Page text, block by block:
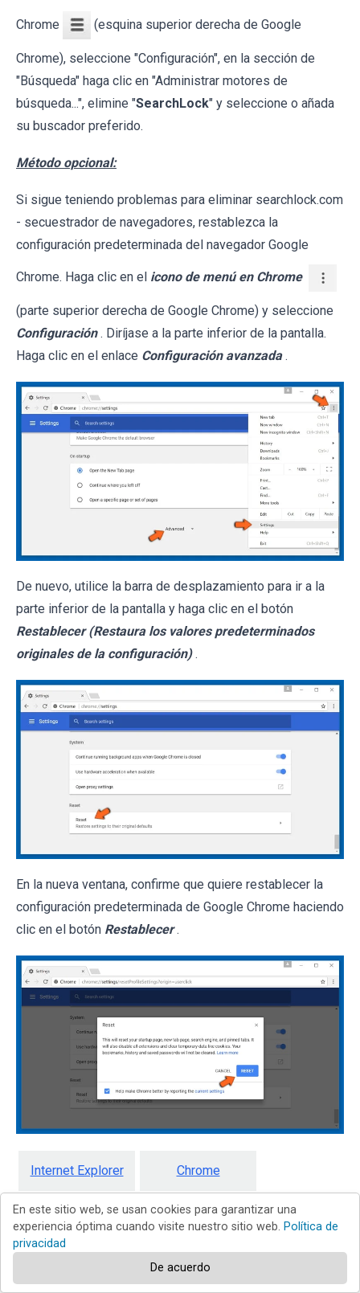
Chrome (esquina superior derecha de Google
Chrome), seleccione "Configuración", en la sección de
"Búsqueda" haga clic en "Administrar motores de
búsqueda...", elimine "SearchLock" y seleccione o añada
su buscador preferido.
Método opcional:
Si sigue teniendo problemas para eliminar searchlock.com
- secuestrador de navegadores, restablezca la
configuración predeterminada del navegador Google
Chrome. Haga clic en el icono de menú en Chrome
(parte superior derecha de Google Chrome) y seleccione
Configuración . Diríjase a la parte inferior de la pantalla.
Haga clic en el enlace Configuración avanzada .
De nuevo, utilice la barra de desplazamiento para ir a la
parte inferior de la pantalla y haga clic en el botón
Restablecer (Restaura los valores predeterminados
originales de la configuración) .
En la nueva ventana, confirme que quiere restablecer la
configuración predeterminada de Google Chrome haciendo
clic en el botón Restablecer .
Internet Explorer Chrome
Firefox Safari
En este sitio web, se usan cookies para garantizar una
experiencia óptima cuando visite nuestro sitio web. Política de
privacidad
De acuerdo